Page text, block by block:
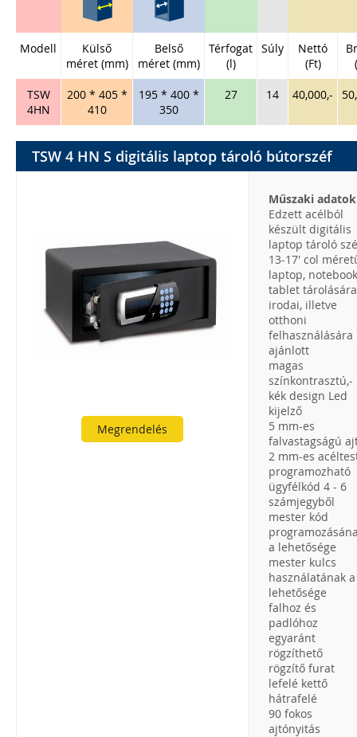
Modell
Külső
méret (mm)
Belső
méret (mm)
Térfogat
(l)
Súly
Nettó
(Ft)
TSW
4HN
200 * 405 *
410
195 * 400 *
350
27 14 40,000,-
TSW 4 HN S digitális laptop tároló bútorszéf
Megrendelés
Műszaki adatok
Edzett acélból
készült digitális
laptop tároló
13-17' col
laptop,
tablet tárolására
irodai, illetve
otthoni
felhasználására
ajánlott
magas
színkontrasztú,-
kék design Led
kijelző
5 mm-es
falvastagságú
2 mm-es
programozható
ügyfélkód 4 - 6
számjegyből
mester kód
a lehetősége
mester kulcs
használatának a
lehetősége
falhoz és
padlóhoz
egyaránt
rögzíthető
rögzítő furat
lefelé kettő
hátrafelé
90 fokos
ajtónyitás